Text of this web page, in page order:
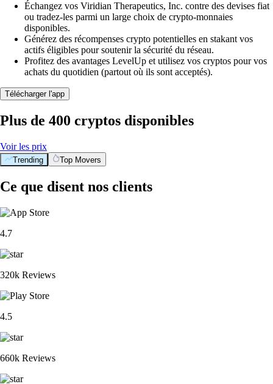
Échangez vos Viridian Therapeutics, Inc. contre des devises fiat
ou tradez-les parmi un large choix de crypto-monnaies
disponibles.
Générez des récompenses crypto potentielles en stakant vos
actifs éligibles pour soutenir la sécurité du réseau.
Profitez des avantages LevelUp et utilisez vos cryptos pour vos
achats du quotidien (partout où ils sont acceptés).
Télécharger l'app
Plus de 400 cryptos disponibles
Voir les prix
Trending Top Movers
Ce que disent nos clients
4.7
320k Reviews
4.5
660k Reviews